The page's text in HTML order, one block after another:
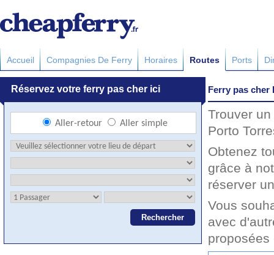
Accueil Compagnies De Ferry Horaires Routes Ports
Ferry pas cher
Trouver
Porto
Obtenez
grâce à
réserver
Vous
avec
proposées